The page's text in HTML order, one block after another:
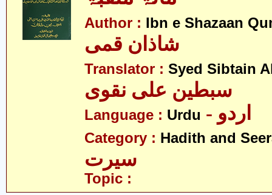
Author : Ibn e Shazaan
شاذان قمی
Translator : Syed Sibtain
سبطین علی نقوی
Language : Urdu - اردو
Category : Hadith and
سیرت
Topic :